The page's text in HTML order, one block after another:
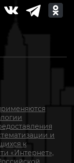
и
к
«Интернет»,